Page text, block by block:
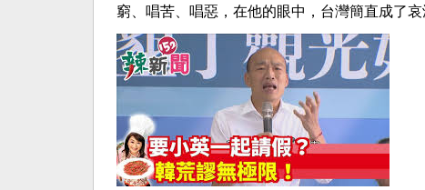
窮、唱苦、唱惡，在他的眼中，台灣簡直成了